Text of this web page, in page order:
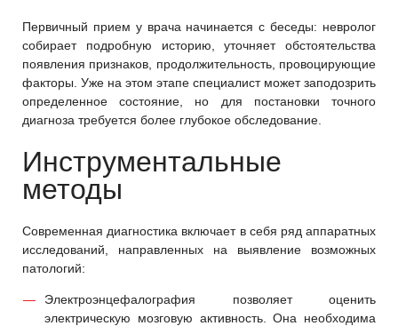
Первичный прием у врача начинается с беседы: невролог
собирает подробную историю, уточняет обстоятельства
появления признаков, продолжительность, провоцирующие
факторы. Уже на этом этапе специалист может заподозрить
определенное состояние, но для постановки точного
диагноза требуется более глубокое обследование.
Инструментальные
методы
Современная диагностика включает в себя ряд аппаратных
исследований, направленных на выявление возможных
патологий:
Электроэнцефалография позволяет оценить
электрическую мозговую активность. Она необходима